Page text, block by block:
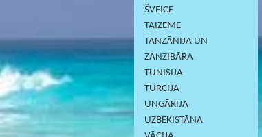
ŠVEICE
TAIZEME
TANZĀNIJA UN
ZANZIBĀRA
TUNISIJA
TURCIJA
UNGĀRIJA
UZBEKISTĀNA